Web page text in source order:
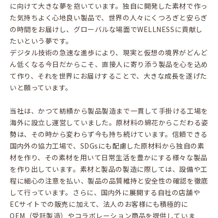
に向けて大きな夢を抱いています。独自に開発した素材で作っ
た気持ちよく心地良い製品で、世界の人々にくつろぎと安らぎ
の時間をお届けし、グローバルな場面でWELLNESSに貢献し
たいという夢です。
デジタル技術の急速な進歩により、現実と仮想の境界がどんど
ん低くなる今日だからこそ、直接人に寄り添う製品を心を込め
て作り、それを世界にお届けすることで、大きな成長を遂げた
いと願っています。
当社は、かつて紡績から製品製造まで一貫して手掛ける工場を
海外に設立し運営していました。原材料の綿花からこだわる姿
勢は、その時から変わらず今も持ち続けています。信頼できる
国内外の協力工場で、SDGsにも配慮した原材料から独自の素
材を作り、その素材を用いて日常生活を豊かにする様々な製品
を作り出しています。素材と製品の製造に際しては、設備や工
程に細心の注意を払い、製品の品質維持と安全性の確認を徹底
して行っています。さらに、国内外に展開する自社の店舗や
ECサイトでの販売に加えて、法人のお客様にも積極的に
OEM（受託製造）やコラボレーション商品を提供していま